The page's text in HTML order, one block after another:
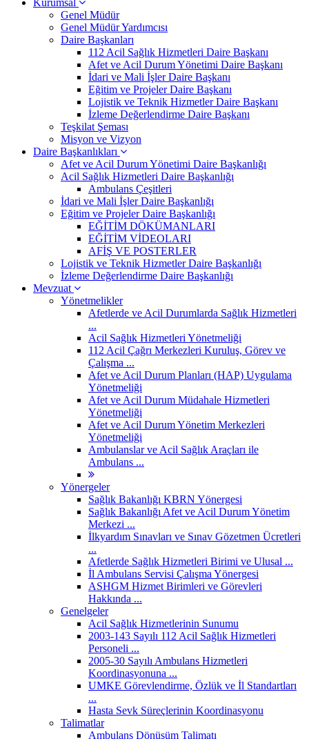
Kurumsal
Genel Müdür
Genel Müdür Yardımcısı
Daire Başkanları
112 Acil Sağlık Hizmetleri Daire Başkanı
Afet ve Acil Durum Yönetimi Daire Başkanı
İdari ve Mali İşler Daire Başkanı
Eğitim ve Projeler Daire Başkanı
Lojistik ve Teknik Hizmetler Daire Başkanı
İzleme Değerlendirme Daire Başkanı
Teşkilat Şeması
Misyon ve Vizyon
Daire Başkanlıkları
Afet ve Acil Durum Yönetimi Daire Başkanlığı
Acil Sağlık Hizmetleri Daire Başkanlığı
Ambulans Çeşitleri
İdari ve Mali İşler Daire Başkanlığı
Eğitim ve Projeler Daire Başkanlığı
EĞİTİM DÖKÜMANLARI
EĞİTİM VİDEOLARI
AFİŞ VE POSTERLER
Lojistik ve Teknik Hizmetler Daire Başkanlığı
İzleme Değerlendirme Daire Başkanlığı
Mevzuat
Yönetmelikler
Afetlerde ve Acil Durumlarda Sağlık Hizmetleri
...
Acil Sağlık Hizmetleri Yönetmeliği
112 Acil Çağrı Merkezleri Kuruluş, Görev ve
Çalışma ...
Afet ve Acil Durum Planları (HAP) Uygulama
Yönetmeliği
Afet ve Acil Durum Müdahale Hizmetleri
Yönetmeliği
Afet ve Acil Durum Yönetim Merkezleri
Yönetmeliği
Ambulanslar ve Acil Sağlık Araçları ile
Ambulans ...
Yönergeler
Sağlık Bakanlığı KBRN Yönergesi
Sağlık Bakanlığı Afet ve Acil Durum Yönetim
Merkezi ...
İlkyardım Sınavları ve Sınav Gözetmen Ücretleri
...
Afetlerde Sağlık Hizmetleri Birimi ve Ulusal ...
İl Ambulans Servisi Çalışma Yönergesi
ASHGM Hizmet Birimleri ve Görevleri
Hakkında ...
Genelgeler
Acil Sağlık Hizmetlerinin Sunumu
2003-143 Sayılı 112 Acil Sağlık Hizmetleri
Personeli ...
2005-30 Sayılı Ambulans Hizmetleri
Koordinasyonuna ...
UMKE Görevlendirme, Özlük ve İl Standartları
...
Hasta Sevk Süreçlerinin Koordinasyonu
Talimatlar
Ambulans Dönüşüm Talimatı